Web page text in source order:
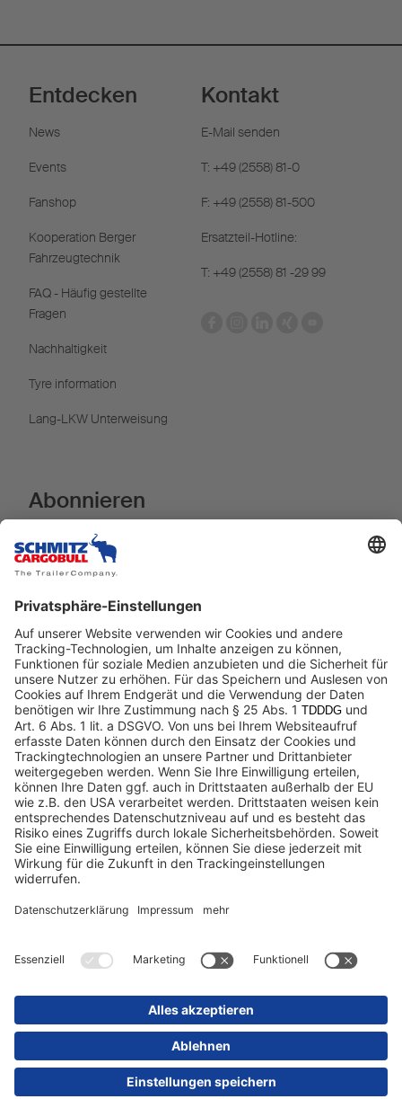
Entdecken
News
Events
Fanshop
Kooperation Berger
Fahrzeugtechnik
FAQ - Häufig gestellte
Fragen
Nachhaltigkeit
Tyre information
Lang-LKW Unterweisung
Kontakt
E-Mail senden
T: +49 (2558) 81-0
F: +49 (2558) 81-500
Ersatzteil-Hotline:
T: +49 (2558) 81 -29 99
Abonnieren
DatenschutzImpressum / Rechtliche Hinweise
© 2025 Schmitz Cargobull. All Rights Reserved